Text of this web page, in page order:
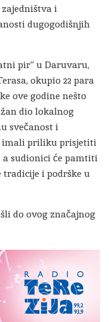
i
dugogodišnjih
pir“ u Daruvaru,
okupio 22 para
ove godine nešto
dio lokalnog
svečanost i
imali priliku prisjetiti
sudionici će pamtiti
tradicije i podrške u
do ovog značajnog